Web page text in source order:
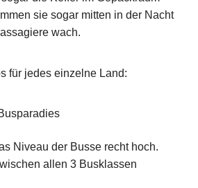
sie sogar mitten in der Nacht
wach.
für jedes einzelne Land:
Niveau der Busse recht hoch.
allen 3 Busklassen